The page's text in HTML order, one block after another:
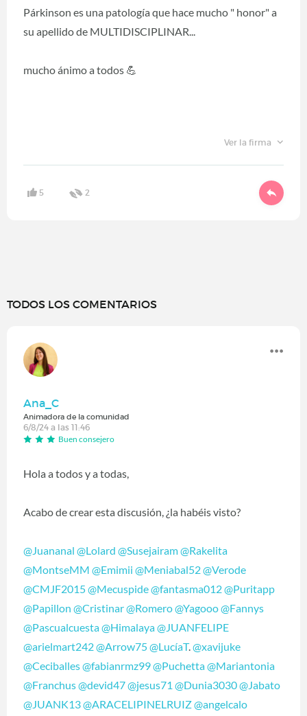
Párkinson es una patología que hace mucho " honor" a
su apellido de MULTIDISCIPLINAR...
mucho ánimo a todos 💪
Ver la firma
5 2
TODOS LOS COMENTARIOS
Ana_C
Animadora de la comunidad
6/8/24 a las 11:46
Buen consejero
Hola a todos y a todas,
Acabo de crear esta discusión, ¿la habéis visto?
@Juananal @Lolard @Susejairam@Rakelita
@MontseMM @Emimii @Meniabal52@Verode
@CMJF2015@Mecuspide@fantasma012@Puritapp
@Papillon @Cristinar@Romero@Yagooo@Fannys
@Pascualcuesta@Himalaya@JUANFELIPE
@arielmart242@Arrow75@LucíaT.@xavijuke
@Ceciballes@fabianrmz99@Puchetta@Mariantonia
@Franchus@devid47@jesus71 @Dunia3030@Jabato
@JUANK13@ARACELIPINELRUIZ@angelcalo